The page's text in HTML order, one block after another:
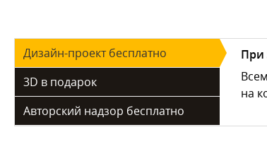
Дизайн-проект бесплатно
3D в подарок
Авторский надзор бесплатно
При
на